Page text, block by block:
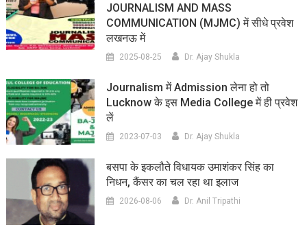
JOURNALISM AND MASS
COMMUNICATION (MJMC) में सीधे प्रवेश
लखनऊ में
2025-08-25 Dr. Ajay Shukla
Journalism में Admission लेना हो तो
Lucknow के इस Media College में ही प्रवेश
लें
2023-07-03 Dr. Ajay Shukla
बसपा के इकलौते विधायक उमाशंकर सिंह का
निधन, कैंसर का चल रहा था इलाज
2026-08-06 Dr. Anil Tripathi